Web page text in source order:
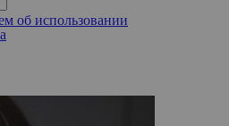
об использовании